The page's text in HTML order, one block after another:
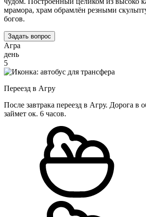
мрамора, храм обрамлён резными
богов.
Задать вопрос
Агра
день
5
Переезд в Агру
После завтрака переезд в Агру. Дорога в
займет ок. 6 часов.